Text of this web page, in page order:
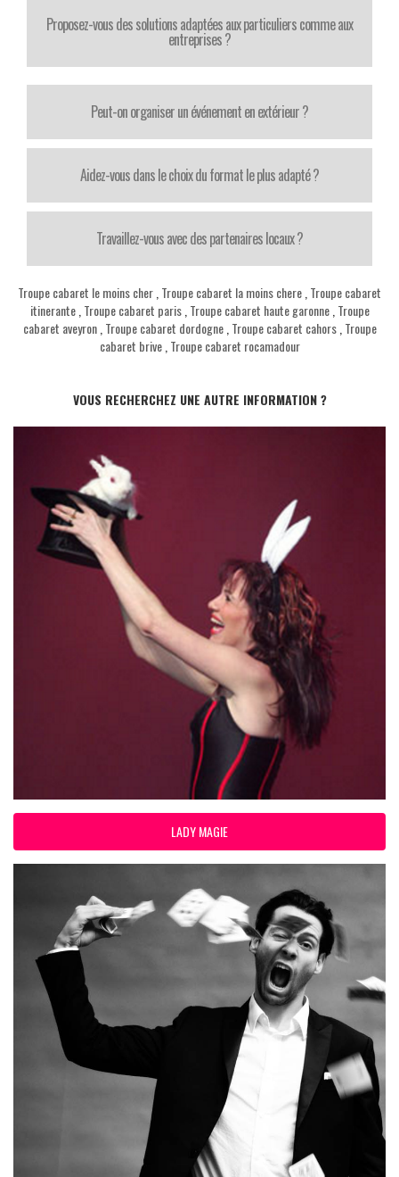
Proposez-vous des solutions adaptées aux particuliers comme aux
entreprises ?
Peut-on organiser un événement en extérieur ?
Aidez-vous dans le choix du format le plus adapté ?
Travaillez-vous avec des partenaires locaux ?
Troupe cabaret le moins cher Troupe cabaret la moins chere Troupe cabaret
itinerante, Troupe cabaret paris, Troupe cabaret haute garonne, Troupe
cabaret aveyron, Troupe cabaret dordogne, Troupe cabaret cahors, Troupe
cabaret brive, Troupe cabaret rocamadour
VOUS RECHERCHEZ UNE AUTRE INFORMATION ?
LADY MAGIE